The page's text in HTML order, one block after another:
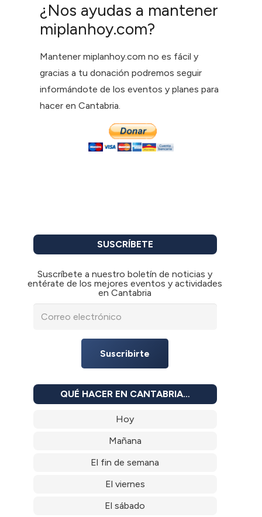
¿Nos ayudas a mantener
miplanhoy.com?
Mantener miplanhoy.com no es fácil y
gracias a tu donación podremos seguir
informándote de los eventos y planes para
hacer en Cantabria.
SUSCRÍBETE
Suscríbete a nuestro boletín de noticias y
entérate de los mejores eventos y actividades
en Cantabria
Suscribirte
QUÉ HACER EN CANTABRIA…
Hoy
Mañana
El fin de semana
El viernes
El sábado